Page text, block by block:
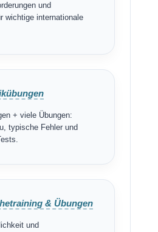
und
wichtige internationale
+ viele Übungen:
typische Fehler und
& Übungen
und